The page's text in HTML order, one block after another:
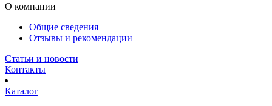
О компании
Общие сведения
Отзывы и рекомендации
Статьи и новости
Контакты
Каталог